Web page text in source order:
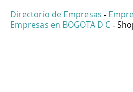
Directorio de Empresas -
Empresas en BOGOTA D C -